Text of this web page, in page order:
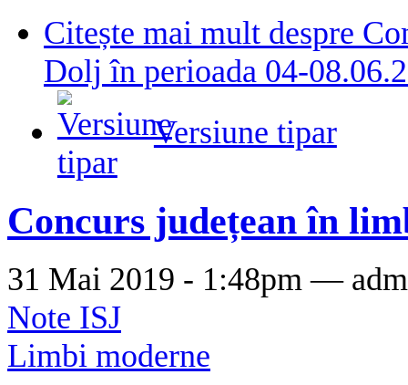
Citește mai mult despre
Dolj în perioada 04-
Versiune tipar
Concurs județean în
31 Mai 2019 - 1:48pm —
Note ISJ
Limbi moderne